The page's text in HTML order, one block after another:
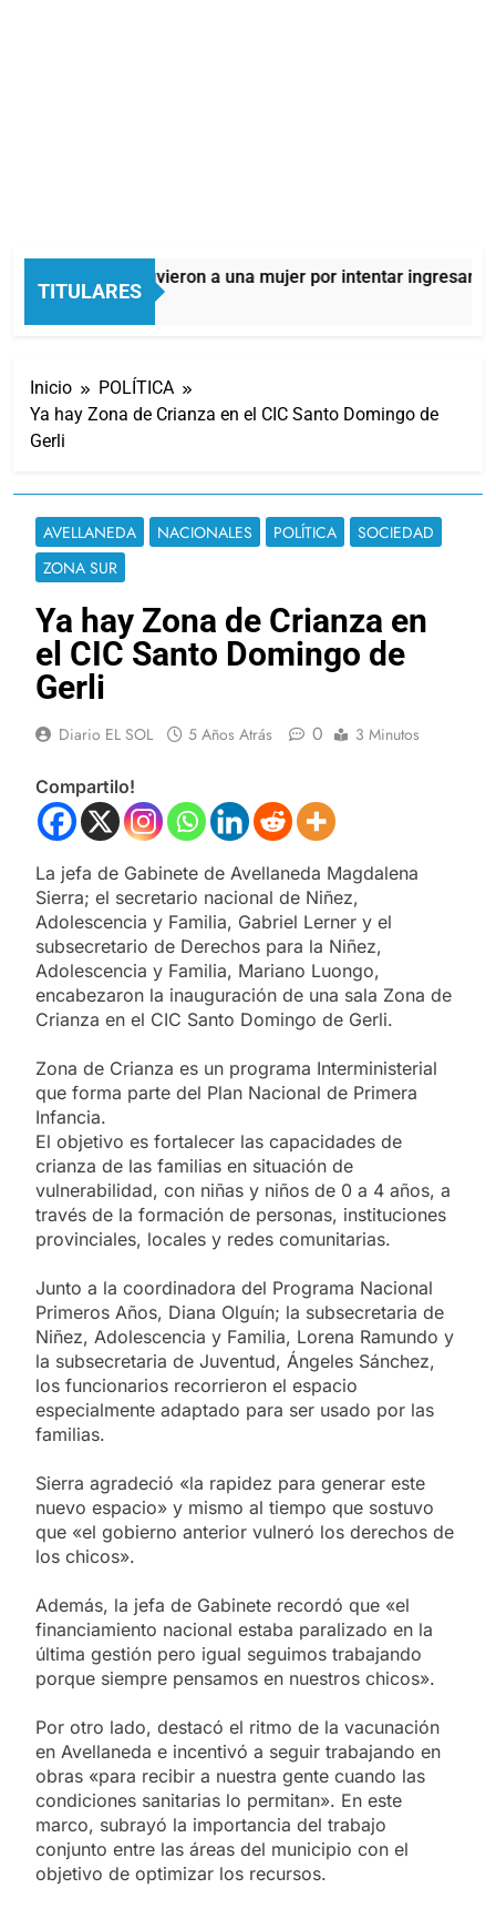
TITULARES
Quilmes: detuvieron a una mujer por intentar ingresar
4 Horas Atrás
Inicio
POLÍTICA
Ya hay Zona de Crianza en el CIC Santo Domingo de
Gerli
AVELLANEDA NACIONALES POLÍTICA
SOCIEDAD
ZONA SUR
Ya hay Zona de Crianza en
el CIC Santo Domingo de
Gerli
Diario EL SOL 5 Años Atrás 0 3 Minutos
Compartilo!
La jefa de Gabinete de Avellaneda Magdalena
Sierra; el secretario nacional de Niñez,
Adolescencia y Familia, Gabriel Lerner y el
subsecretario de Derechos para la Niñez,
Adolescencia y Familia, Mariano Luongo,
encabezaron la inauguración de una sala Zona de
Crianza en el CIC Santo Domingo de Gerli.
Zona de Crianza es un programa Interministerial
que forma parte del Plan Nacional de Primera
Infancia.
El objetivo es fortalecer las capacidades de
crianza de las familias en situación de
vulnerabilidad, con niñas y niños de 0 a 4 años, a
través de la formación de personas, instituciones
provinciales, locales y redes comunitarias.
Junto a la coordinadora del Programa Nacional
Primeros Años, Diana Olguín; la subsecretaria de
Niñez, Adolescencia y Familia, Lorena Ramundo y
la subsecretaria de Juventud, Ángeles Sánchez,
los funcionarios recorrieron el espacio
especialmente adaptado para ser usado por las
familias.
Sierra agradeció «la rapidez para generar este
nuevo espacio» y mismo al tiempo que sostuvo
que «el gobierno anterior vulneró los derechos de
los chicos».
Además, la jefa de Gabinete recordó que «el
financiamiento nacional estaba paralizado en la
última gestión pero igual seguimos trabajando
porque siempre pensamos en nuestros chicos».
Por otro lado, destacó el ritmo de la vacunación
en Avellaneda e incentivó a seguir trabajando en
obras «para recibir a nuestra gente cuando las
condiciones sanitarias lo permitan». En este
marco, subrayó la importancia del trabajo
conjunto entre las áreas del municipio con el
objetivo de optimizar los recursos.